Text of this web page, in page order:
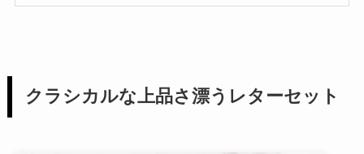
クラシカルな上品さ漂うレターセット